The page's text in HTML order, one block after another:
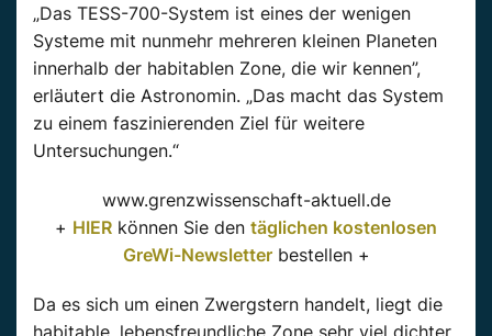
„Das TESS-700-System ist eines der wenigen
Systeme mit nunmehr mehreren kleinen Planeten
innerhalb der habitablen Zone, die wir kennen”,
erläutert die Astronomin. „Das macht das System
zu einem faszinierenden Ziel für weitere
Untersuchungen.“
www.grenzwissenschaft-aktuell.de
+ HIER können Sie den täglichen kostenlosen
GreWi-Newsletterbestellen +
Da es sich um einen Zwergstern handelt, liegt die
habitable, lebensfreundliche Zone sehr viel dichter